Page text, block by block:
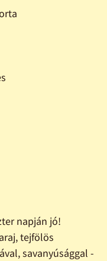
napján jó!
tejfölös
savanyúsággal -